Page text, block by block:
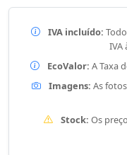
IVA incluído:
IVA
EcoValor: A Taxa
Imagens: As
Stock: Os